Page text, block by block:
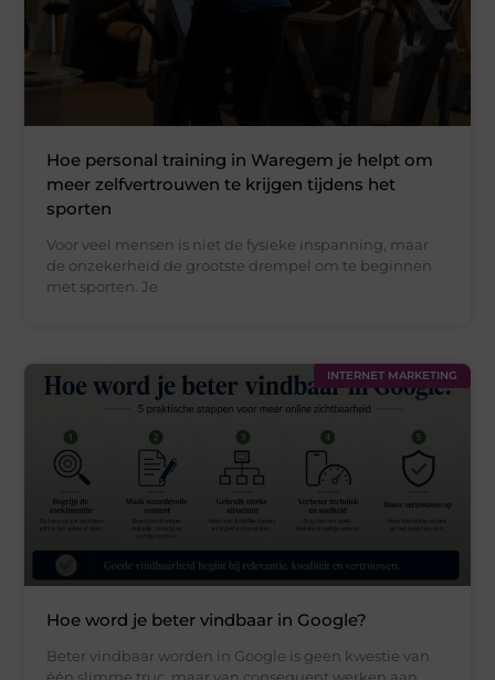
Hoe personal training in Waregem je helpt om
meer zelfvertrouwen te krijgen tijdens het
sporten
Voor veel mensen is niet de fysieke inspanning, maar
de onzekerheid de grootste drempel om te beginnen
met sporten. Je
INTERNET MARKETING
Hoe word je beter vindbaar in Google?
Beter vindbaar worden in Google is geen kwestie van